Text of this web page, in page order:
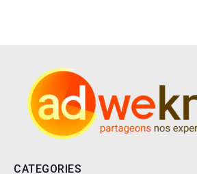
CATEGORIES